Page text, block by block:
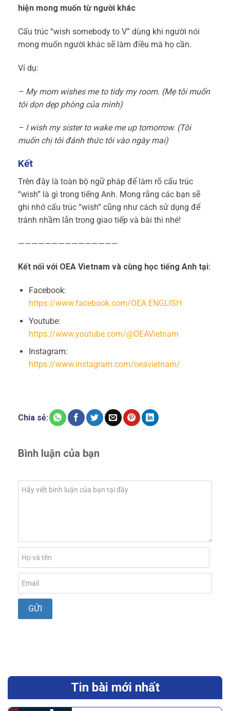
hiện mong muốn từ người khác
Cấu trúc “wish somebody to V” dùng khi người nói
mong muốn người khác sẽ làm điều mà họ cần.
Ví dụ:
– My mom wishes me to tidy my room. (Mẹ tôi muốn
tôi dọn dẹp phòng của mình)
– I wish my sister to wake me up tomorrow. (Tôi
muốn chị tôi đánh thức tôi vào ngày mai)
Kết
Trên đây là toàn bộ ngữ pháp để làm rõ cấu trúc
“wish” là gì trong tiếng Anh. Mong rằng các bạn sẽ
ghi nhớ cấu trúc “wish” cũng như cách sử dụng để
tránh nhầm lẫn trong giao tiếp và bài thi nhé!
———————————————
Kết nối với OEA Vietnam và cùng học tiếng Anh tại:
Facebook:
https://www.facebook.com/OEA.ENGLISH
Youtube:
https://www.youtube.com/@OEAVietnam
Instagram:
https://www.instagram.com/oeavietnam/
Chia sẻ:
Bình luận của bạn
Tin bài mới nhất